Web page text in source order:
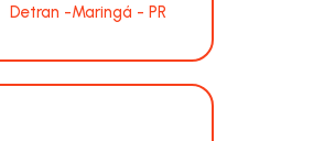
Detran -Maringá - PR